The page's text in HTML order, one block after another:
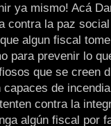
ya mismo! Acá
contra la paz
algun fiscal
para prevenir lo
que se creen
de
contra la
algún fiscal por